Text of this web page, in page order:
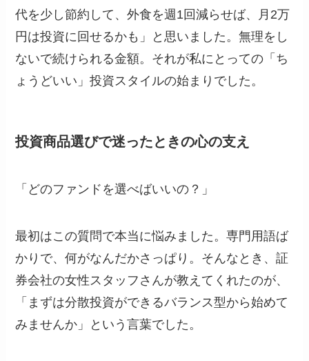
代を少し節約して、外食を週1回減らせば、月2万
円は投資に回せるかも」と思いました。無理をし
ないで続けられる金額。それが私にとっての「ち
ょうどいい」投資スタイルの始まりでした。
投資商品選びで迷ったときの心の支え
「どのファンドを選べばいいの？」
最初はこの質問で本当に悩みました。専門用語ば
かりで、何がなんだかさっぱり。そんなとき、証
券会社の女性スタッフさんが教えてくれたのが、
「まずは分散投資ができるバランス型から始めて
みませんか」という言葉でした。